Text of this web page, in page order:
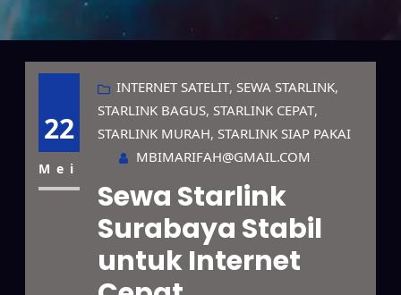
22
Mei
INTERNET SATELIT, SEWA STARLINK
STARLINK BAGUS, STARLINK CEPAT
STARLINK MURAH, STARLINK SIAP PAKAI
MBIMARIFAH@GMAIL.COM
Sewa Starlink
Surabaya Stabil
untuk Internet